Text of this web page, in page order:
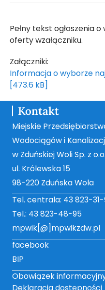
Pełny tekst ogłoszenia
oferty wzałączniku.
Załączniki:
Informacja o wyborze
[473.6 kB]
Kontakt
Miejskie
Wodociągów i
w Zduńskiej Woli Sp. z o.o.
ul. Królewska 15
98-220 Zduńska Wola
Tel. centrala: 43 823-
Tel.: 43 823-48-95
mpwik[@]mpwikzdw.pl
facebook
BIP
Obowiązek
Deklaracja dostępności